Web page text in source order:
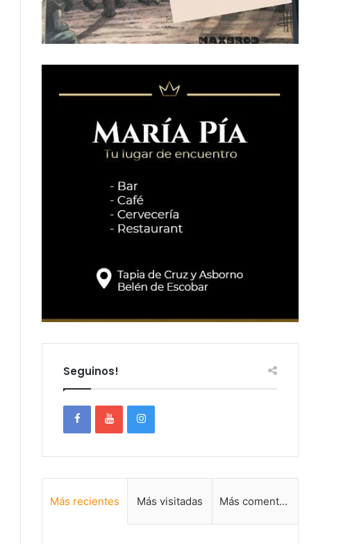
Seguinos!
Más recientes Más visitadas Más comentadas